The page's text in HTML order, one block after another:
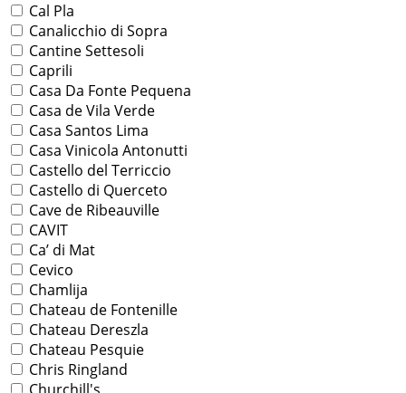
Cal Pla
Canalicchio di Sopra
Cantine Settesoli
Caprili
Casa Da Fonte Pequena
Casa de Vila Verde
Casa Santos Lima
Casa Vinicola Antonutti
Castello del Terriccio
Castello di Querceto
Cave de Ribeauville
CAVIT
Ca’ di Mat
Cevico
Chamlija
Chateau de Fontenille
Chateau Dereszla
Chateau Pesquie
Chris Ringland